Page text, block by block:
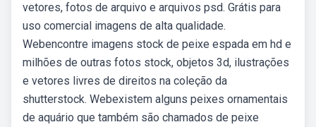
vetores, fotos de arquivo e arquivos psd. Grátis para
uso comercial imagens de alta qualidade.
Webencontre imagens stock de peixe espada em hd e
milhões de outras fotos stock, objetos 3d, ilustrações
e vetores livres de direitos na coleção da
shutterstock. Webexistem alguns peixes ornamentais
de aquário que também são chamados de peixe